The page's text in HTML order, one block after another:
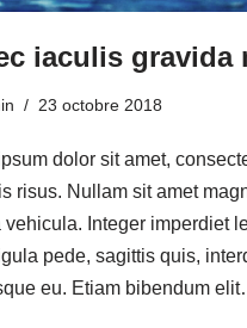
iaculis gravida
23 octobre 2018
dolor sit amet,
risus. Nullam sit amet
vehicula. Integer imperdiet
pede, sagittis quis,
eu. Etiam bibendum